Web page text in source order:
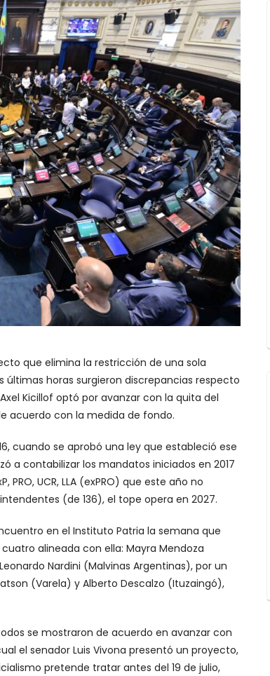
que elimina la restricción de una sola
últimas horas surgieron discrepancias respecto
Kicillof optó por avanzar con la quita del
acuerdo con la medida de fondo.
cuando se aprobó una ley que estableció ese
a contabilizar los mandatos iniciados en 2017
UCR, LLA (exPRO) que este año no
(de 136), el tope opera en 2027.
en el Instituto Patria la semana que
alineada con ella: Mayra Mendoza
Nardini (Malvinas Argentinas), por un
(Varela) y Alberto Descalzo (Ituzaingó),
se mostraron de acuerdo en avanzar con
el senador Luis Vivona presentó un proyecto,
pretende tratar antes del 19 de julio,